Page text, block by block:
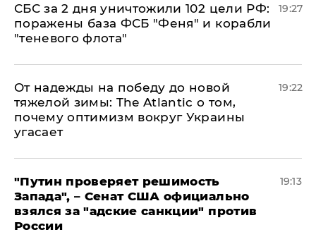
СБС за 2 дня уничтожили 102 цели РФ:
поражены база ФСБ "Феня" и корабли
"теневого флота"
19:27
От надежды на победу до новой
тяжелой зимы: The Atlantic о том,
почему оптимизм вокруг Украины
угасает
19:22
"Путин проверяет решимость
Запада", – Сенат США официально
взялся за "адские санкции" против
России
19:13